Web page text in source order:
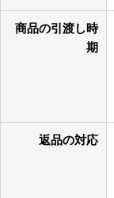
商品の引渡し時
期
返品の対応